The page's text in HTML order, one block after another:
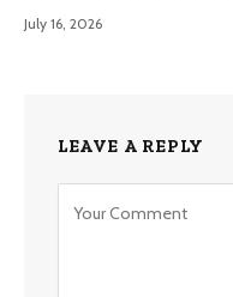
July 16, 2026
LEAVE A REPLY